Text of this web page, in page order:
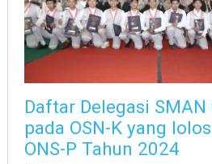
Daftar Delegasi SMAN
pada OSN-K yang
ONS-P Tahun 2024